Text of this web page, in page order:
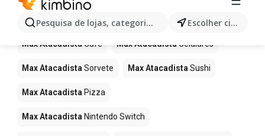
Pesquisa de lojas, categorias,produtos... Escolher cidade
para este termo.
Mais produtos em Max Atacadista
Max Atacadista Café Max Atacadista Celulares
Max Atacadista Sorvete Max Atacadista Sushi
Max Atacadista Pizza
Max Atacadista Nintendo Switch